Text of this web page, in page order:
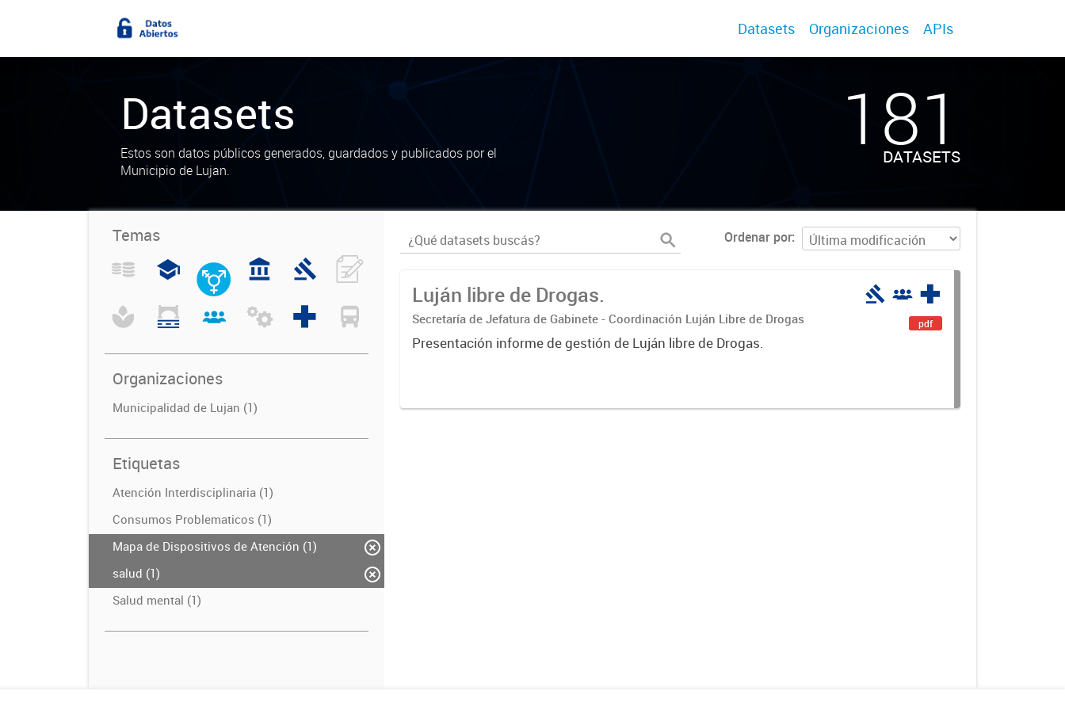
Datasets Organizaciones APIs
Datasets
Estos son datos públicos generados, guardados y publicados por el
Municipio de Lujan.
181
DATASETS
Temas
Organizaciones
Municipalidad de Lujan (1)
Etiquetas
Atención Interdisciplinaria (1)
Consumos Problematicos (1)
Mapa de Dispositivos de Atención (1)
salud (1)
Salud mental (1)
Ordenar por
Luján libre de Drogas.
Secretaría de Jefatura de Gabinete - Coordinación Luján Libre de Drogas
Presentación informe de gestión de Luján libre de Drogas.
pdf